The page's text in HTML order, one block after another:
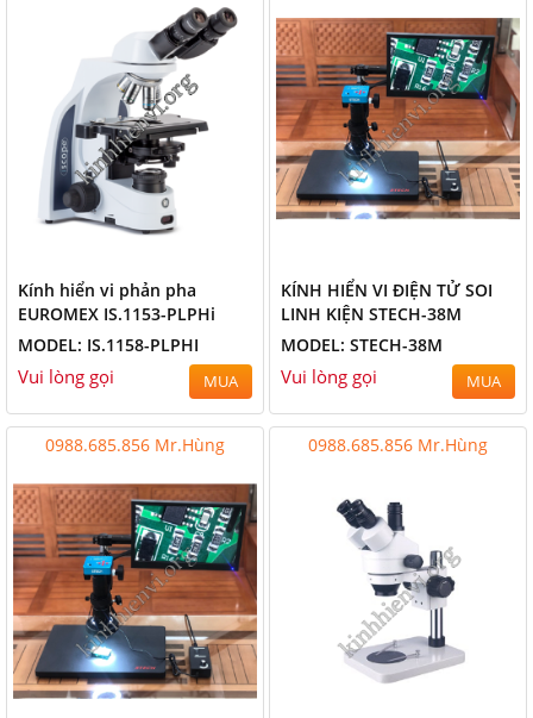
Kính hiển vi phản pha
EUROMEX IS.1153-PLPHi
MODEL: IS.1158-PLPHI
Vui lòng gọi MUA
KÍNH HIỂN VI ĐIỆN TỬ SOI
LINH KIỆN STECH-38M
MODEL: STECH-38M
Vui lòng gọi MUA
0988.685.856 Mr.Hùng 0988.685.856 Mr.Hùng